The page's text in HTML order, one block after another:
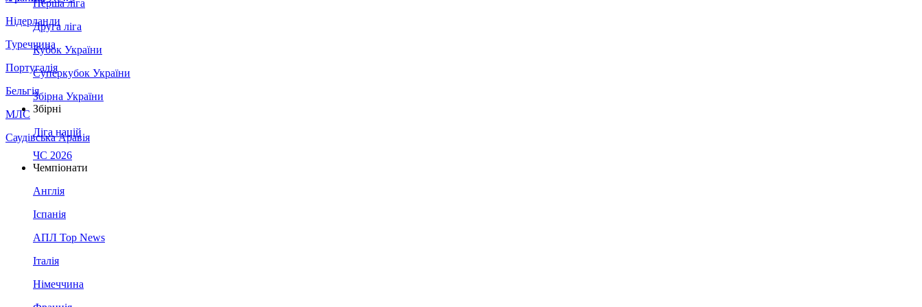
Нідерланди
Туреччина
Португалія
Бельгія
МЛС
Саудівська Аравія
Перша ліга
Друга ліга
Кубок України
Суперкубок України
Збірна України
Збірні
Ліга націй
ЧС 2026
Чемпіонати
Англія
Іспанія
АПЛ Top News
Італія
Німеччина